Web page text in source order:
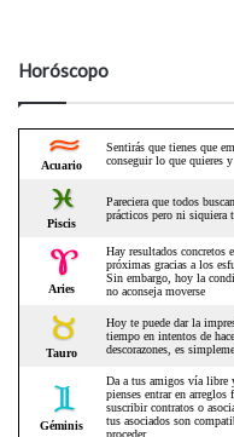
Horóscopo